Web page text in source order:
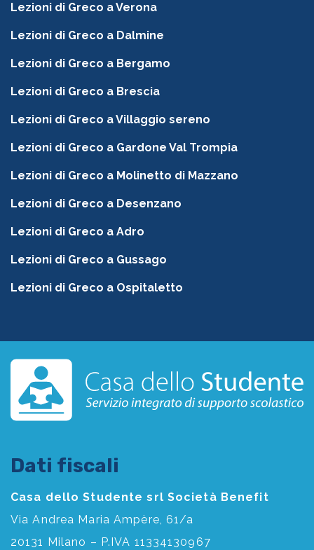
Lezioni di Greco a Verona
Lezioni di Greco a Dalmine
Lezioni di Greco a Bergamo
Lezioni di Greco a Brescia
Lezioni di Greco a Villaggio sereno
Lezioni di Greco a Gardone Val Trompia
Lezioni di Greco a Molinetto di Mazzano
Lezioni di Greco a Desenzano
Lezioni di Greco a Adro
Lezioni di Greco a Gussago
Lezioni di Greco a Ospitaletto
Dati fiscali
Casa dello Studente srl Società Benefit
Via Andrea Maria Ampère, 61/a
20131 Milano – P.IVA 11334130967